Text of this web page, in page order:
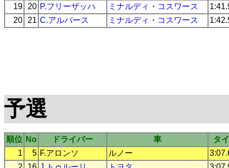
19
20 P.フリーザッハ ミナルディ ・ コスワース
20
21 C.アルバース ミナルディ ・ コスワース
予選
順位 No ドライバー 車
タ
1
5 F.アロンソ ルノー